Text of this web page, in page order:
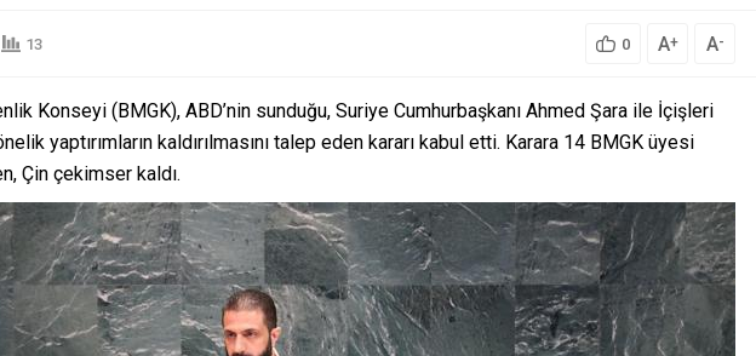
13 0 A+ A-
Konseyi (BMGK), ABD’nin sunduğu, Suriye Cumhurbaşkanı Ahmed Şara ile İçişleri
yaptırımların kaldırılmasını talep eden kararı kabul etti. Karara 14 BMGK üyesi
Çin çekimser kaldı.